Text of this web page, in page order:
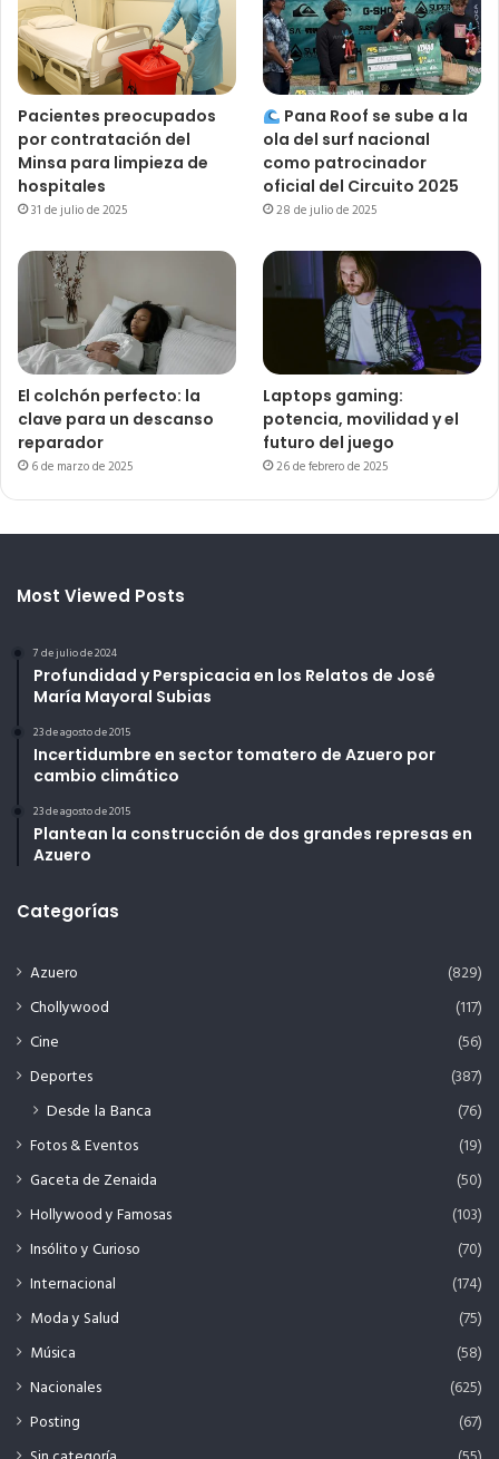
Pacientes preocupados
por contratación del
Minsa para limpieza de
hospitales
31 de julio de 2025
Pana Roof se sube a la
ola del surf nacional
como patrocinador
oficial del Circuito 2025
28 de julio de 2025
El colchón perfecto: la
clave para un descanso
reparador
6 de marzo de 2025
Laptops gaming:
potencia, movilidad y el
futuro del juego
26 de febrero de 2025
Most Viewed Posts
7 de julio de 2024
Profundidad y Perspicacia en los Relatos de José
María Mayoral Subias
23 de agosto de 2015
Incertidumbre en sector tomatero de Azuero por
cambio climático
23 de agosto de 2015
Plantean la construcción de dos grandes represas en
Azuero
Categorías
Azuero
(829)
Chollywood
(117)
Cine
(56)
Deportes
(387)
Desde la Banca (76)
Fotos & Eventos
(19)
Gaceta de Zenaida
(50)
Hollywood y Famosas
(103)
Insólito y Curioso
(70)
Internacional
(174)
Moda y Salud
(75)
Música
(58)
Nacionales
(625)
Posting
(67)